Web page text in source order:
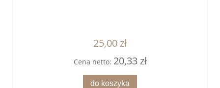
25,00 zł
Cena netto: 20,33 zł
do koszyka